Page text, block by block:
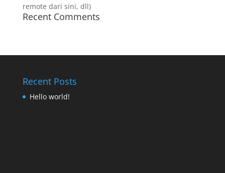
remote dari sini, dll)
Recent Comments
Recent Posts
Hello world!